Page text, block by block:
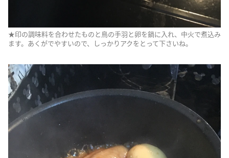
★印の調味料を合わせたものと鳥の手羽と卵を鍋に入れ、中火で煮込み
ます。あくがでやすいので、しっかりアクをとって下さいね。